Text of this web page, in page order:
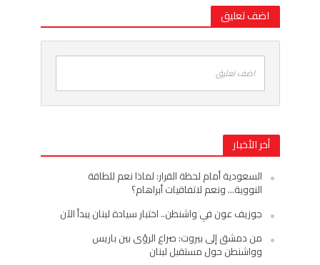
اضف تعليق
اضف تعليق
أخر الأخبار
السعودية أمام لحظة القرار: لماذا نعم للطاقة
النووية… ونعم لاتفاقيات أبراهام؟
جوزيف عون في واشنطن.. اختبار سيادة لبنان يبدأ الآن
من دمشق إلى بيروت: صراع الرؤى بين باريس
وواشنطن حول مستقبل لبنان